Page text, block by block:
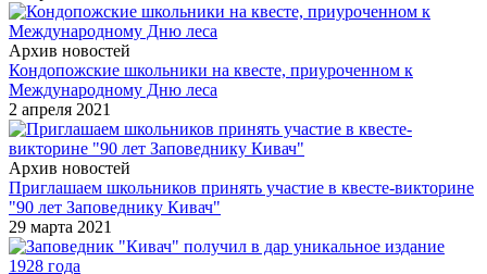
Архив новостей
Кондопожские школьники на квесте, приуроченном к
Международному Дню леса
2 апреля 2021
Архив новостей
Приглашаем школьников принять участие в квесте-викторине
"90 лет Заповеднику Кивач"
29 марта 2021